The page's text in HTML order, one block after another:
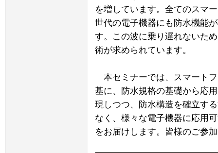
を増しています。全てのスマ
世代の電子機器にも防水機能
す。この波に乗り遅れないた
術が求められています。
本セミナーでは、スマート
基に、防水規格の基礎から応
現しつつ、防水構造を確立す
なく、様々な電子機器に応用
をお届けします。皆様のご参